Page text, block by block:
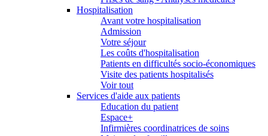
Hospitalisation
Avant votre hospitalisation
Admission
Votre séjour
Les coûts d'hospitalisation
Patients en difficultés socio-économiques
Visite des patients hospitalisés
Voir tout
Services d'aide aux patients
Education du patient
Espace+
Infirmières coordinatrices de soins